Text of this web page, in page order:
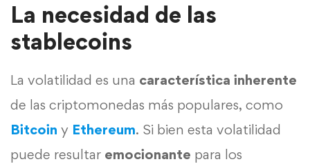
La necesidad de las
stablecoins
La volatilidad es una característica inherente
de las criptomonedas más populares, como
Bitcoin y Ethereum. Si bien esta volatilidad
puede resultar emocionante para los